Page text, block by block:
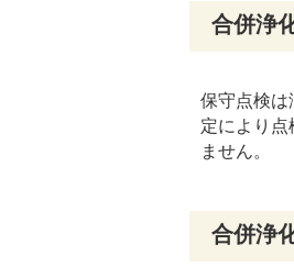
合併浄
保守点検は
定により点
ません。
合併浄